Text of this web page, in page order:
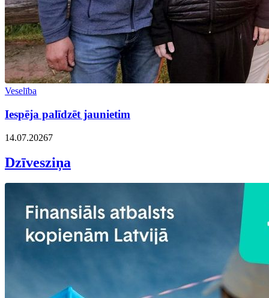
Veselība
Iespēja palīdzēt jaunietim
14.07.20267
Dzīvesziņa